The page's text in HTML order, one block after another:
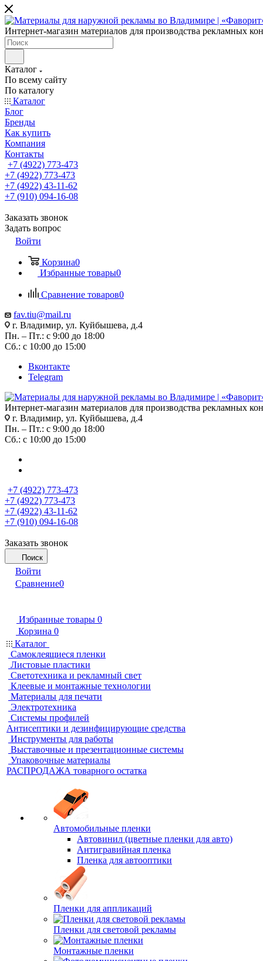
Интернет-магазин материалов для производства рекламных
Каталог
По всему сайту
По каталогу
Каталог
Блог
Бренды
Как купить
Компания
Контакты
+7 (4922) 773-473
+7 (4922) 773-473
+7 (4922) 43-11-62
+7 (910) 094-16-08
Заказать звонок
Задать вопрос
Войти
Корзина0
Избранные товары0
Сравнение товаров0
fav.tiu@mail.ru
г. Владимир, ул. Куйбышева, д.4
Пн. – Пт.: с 9:00 до 18:00
Сб.: с 10:00 до 15:00
Вконтакте
Telegram
Интернет-магазин материалов для производства рекламных
г. Владимир, ул. Куйбышева, д.4
Пн. – Пт.: с 9:00 до 18:00
Сб.: с 10:00 до 15:00
+7 (4922) 773-473
+7 (4922) 773-473
+7 (4922) 43-11-62
+7 (910) 094-16-08
Заказать звонок
Поиск
Войти
Сравнение0
Избранные товары 0
Корзина 0
Каталог
Самоклеящиеся пленки
Листовые пластики
Светотехника и рекламный свет
Клеевые и монтажные технологии
Материалы для печати
Электротехника
Системы профилей
Антисептики и дезинфицирующие средства
Инструменты для работы
Выставочные и презентационные системы
Упаковочные материалы
РАСПРОДАЖА товарного остатка
Автомобильные пленки
Автовинил (цветные пленки для авто)
Антигравийная пленка
Пленка для автооптики
Пленки для аппликаций
Пленки для световой рекламы
Монтажные пленки